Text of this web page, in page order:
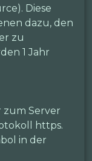
Diese
dazu, den
zu
1 Jahr
zum Server
https.
in der